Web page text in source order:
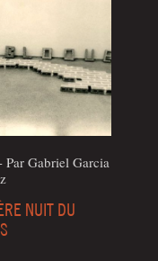
Gabriel Gar­cia
NUIT DU